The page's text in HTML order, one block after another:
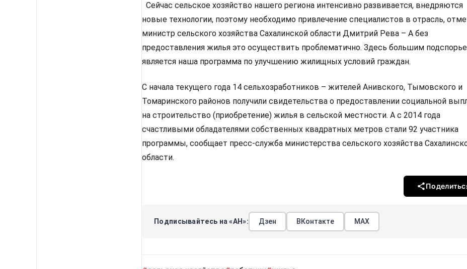
Сейчас сельское хозяйство нашего региона интенсивно развивается, внедряются
новые технологии, поэтому необходимо привлечение специалистов в отрасль,
министр сельского хозяйства Сахалинской области Дмитрий Рева – А без
предоставления жилья это осуществить проблематично. Здесь большим
является наша программа по улучшению жилищных условий граждан.
С начала текущего года 14 сельхозработников – жителей Анивского, Тымовского и
Томаринского районов получили свидетельства о предоставлении социальной
на строительство (приобретение) жилья в сельской местности. А с 2014 года
счастливыми обладателями собственных квадратных метров стали 92 участника
программы, сообщает пресс-служба министерства сельского хозяйства
области.
Подписывайтесь на «АН»: Дзен ВКонтакте МАХ